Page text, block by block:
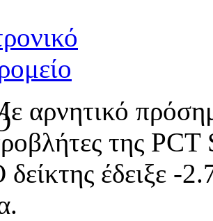
αρνητικό
της
δείκτης έδειξε -